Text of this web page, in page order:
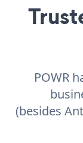
POWR
(besides